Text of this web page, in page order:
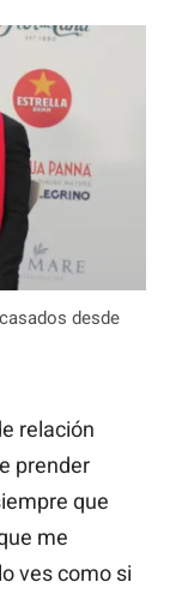
desde
relación
prender
que
me
ves como si